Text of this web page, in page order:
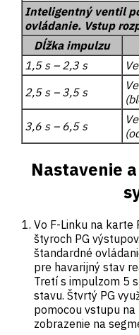
Inteligentný ventil
ovládanie. Vstup
Dĺžka impulzu
1,5 s – 2,3 s
2,5 s – 3,5 s
3,6 s – 6,5 s
Nastavenie
Vo F-Linku na karte
štyroch PG
štandardné
pre havarijný stav
Tretí s impulzom 5
stavu. Štvrtý PG
pomocou vstupu
zobrazenie na